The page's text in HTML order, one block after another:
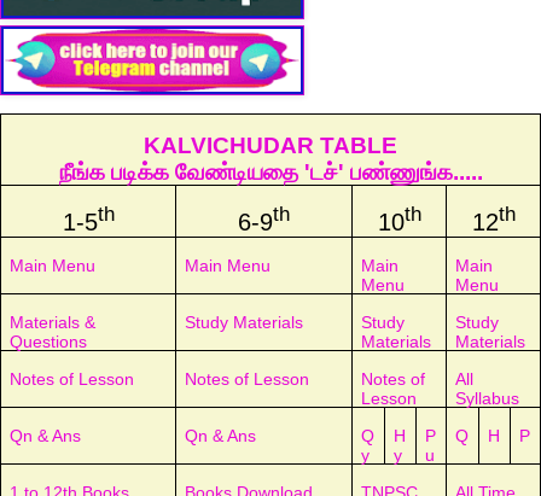
KALVICHUDAR TABLE
நீங்க படிக்க வேண்டியதை 'டச்' பண்ணுங்க.....
1-5th 6-9th 10th 12th
Main Menu Main Menu
Main
Menu
Main
Menu
Materials &
Questions
Study Materials
Study
Materials
Study
Materials
Notes of Lesson
Notes of Lesson
Notes of
Lesson
All
Syllabus
Qn & Ans
Qn & Ans
Q
y
H
y
P
u
Q H P
1 to 12th Books Books Download TNPSC All Time